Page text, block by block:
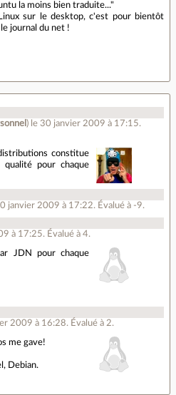
la moins bien traduite..."
sur le desktop, c'est pour bientôt
journal du net !
) le 30 janvier 2009 à 17:15.
constitue
pour chaque
janvier 2009 à 17:22. Évalué à -9.
à 17:25. Évalué à4.
JDN pour chaque
2009 à 16:28. Évalué à 2.
me gave!
Debian.